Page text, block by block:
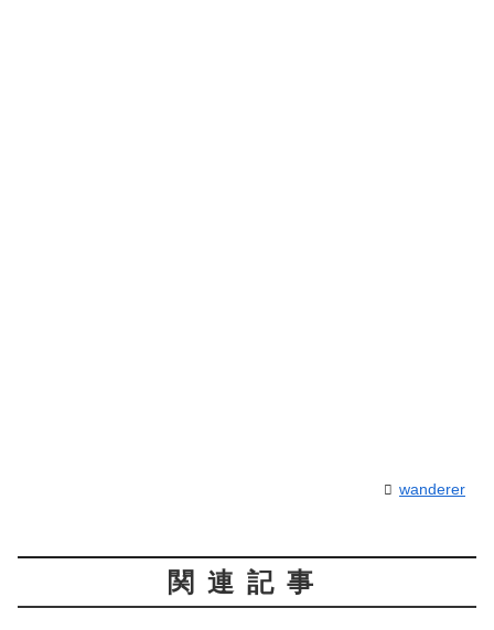
wanderer
関連記事